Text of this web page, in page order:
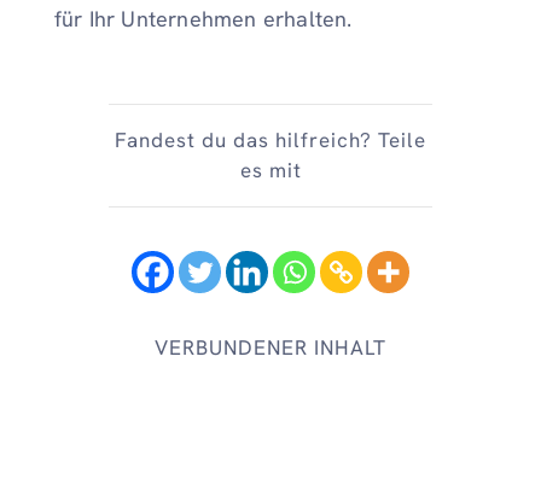
für Ihr Unternehmen erhalten.
Fandest du das hilfreich? Teile
es mit
VERBUNDENER INHALT